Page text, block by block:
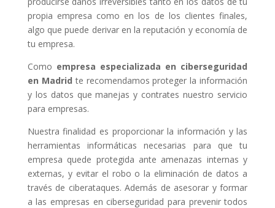
propia empresa como en los de los clientes finales,
algo que puede derivar en la reputación y economía de
tu empresa.
Como empresa especializada en ciberseguridad
en Madrid te recomendamos proteger la información
y los datos que manejas y contrates nuestro servicio
para empresas.
Nuestra finalidad es proporcionar la información y las
herramientas informáticas necesarias para que tu
empresa quede protegida ante amenazas internas y
externas, y evitar el robo o la eliminación de datos a
través de ciberataques. Además de asesorar y formar
a las empresas en ciberseguridad para prevenir todos